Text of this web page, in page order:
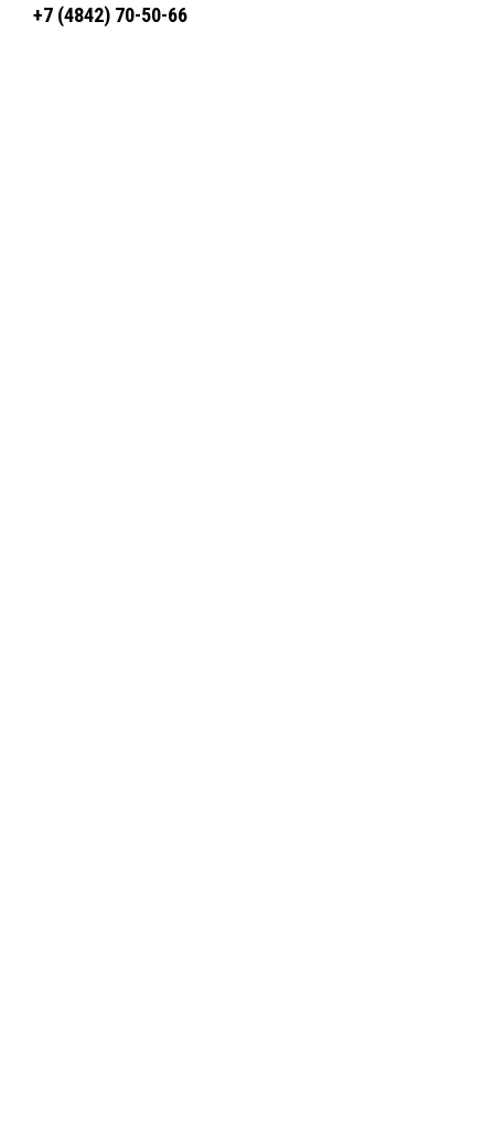
+7 (4842) 70-50-66